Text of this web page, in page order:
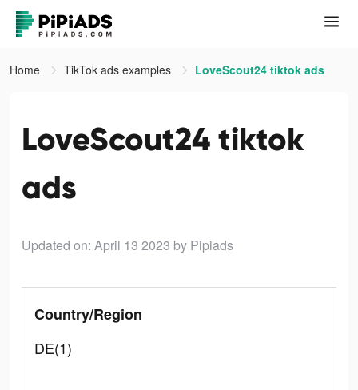
Home TikTok ads examples LoveScout24 tiktok ads
LoveScout24 tiktok
ads
Updated on: April 13 2023 by Pipiads
Country/Region
DE(1)